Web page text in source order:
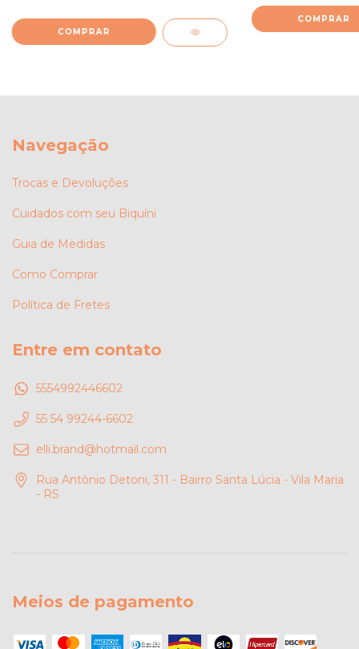
COMPRAR
COMPRAR
Navegação
Trocas e Devoluções
Cuidados com seu Biquíni
Guia de Medidas
Como Comprar
Política de Fretes
Entre em contato
5554992446602
55 54 99244-6602
elli.brand@hotmail.com
Rua Antônio Detoni, 311 - Bairro Santa Lúcia - Vila Maria
- RS
Meios de pagamento